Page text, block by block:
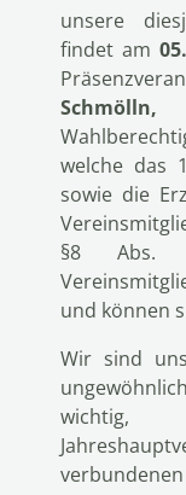
unsere
findet am
welche das
sowie die
§8 Abs.
und können
Wir sind